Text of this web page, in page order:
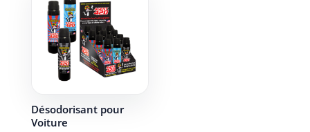
Désodorisant pour
Voiture